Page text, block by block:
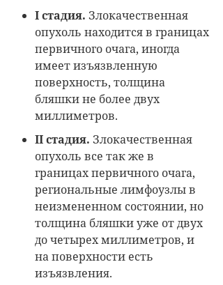
I стадия. Злокачественная
опухоль находится в границах
первичного очага, иногда
имеет изъязвленную
поверхность, толщина
бляшки не более двух
миллиметров.
II стадия. Злокачественная
опухоль все так же в
границах первичного очага,
региональные лимфоузлы в
неизмененном состоянии, но
толщина бляшки уже от двух
до четырех миллиметров, и
на поверхности есть
изъязвления.